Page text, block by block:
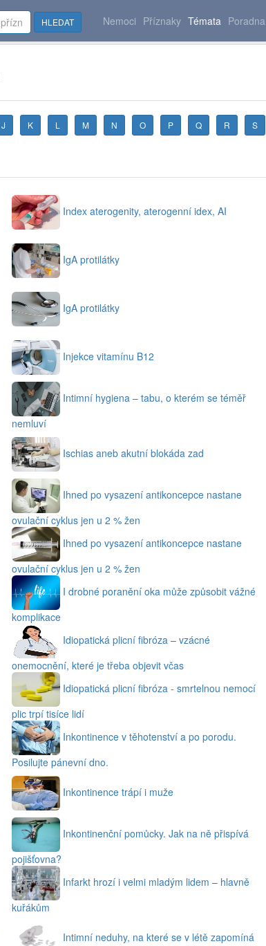
HLEDAT Nemoci Příznaky Témata Poradna
J K L M N O P Q R S
Index aterogenity, aterogenní idex, AI
IgA protilátky
IgA protilátky
Injekce vitamínu B12
Intimní hygiena – tabu, o kterém se téměř
nemluví
Ischias aneb akutní blokáda zad
Ihned po vysazení antikoncepce nastane
ovulační cyklus jen u 2 % žen
Ihned po vysazení antikoncepce nastane
ovulační cyklus jen u 2 % žen
I drobné poranění oka může způsobit vážné
komplikace
Idiopatická plicní fibróza – vzácné
onemocnění, které je třeba objevit včas
Idiopatická plicní fibróza - smrtelnou nemocí
plic trpí tisíce lidí
Inkontinence v těhotenství a po porodu.
Posilujte pánevní dno.
Inkontinence trápí i muže
Inkontinenční pomůcky. Jak na ně přispívá
pojišťovna?
Infarkt hrozí i velmi mladým lidem – hlavně
kuřákům
Intimní neduhy, na které se v létě zapomíná